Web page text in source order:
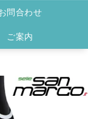
問合わせ
ご案内